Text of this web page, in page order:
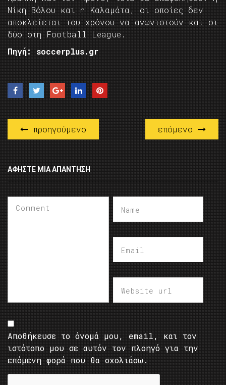
Νίκη Βόλου και η Καλαμάτα, οι οποίες δεν
αποκλείεται του χρόνου να αγωνιστούν και οι
δύο στη Football League.
Πηγή: soccerplus.gr
προηγούμενο επόμενο
ΑΦΉΣΤΕ ΜΙΑ ΑΠΆΝΤΗΣΗ
Αποθήκευσε το όνομά μου, email, και τον
ιστότοπο μου σε αυτόν τον πλοηγό για την
επόμενη φορά που θα σχολιάσω.